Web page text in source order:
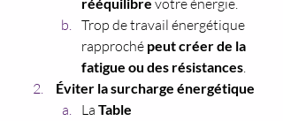
rééquilibre votre énergie.
Trop de travail énergétique
rapproché peut créer de la
fatigue ou des résistances.
Éviter la surcharge énergétique
La Table